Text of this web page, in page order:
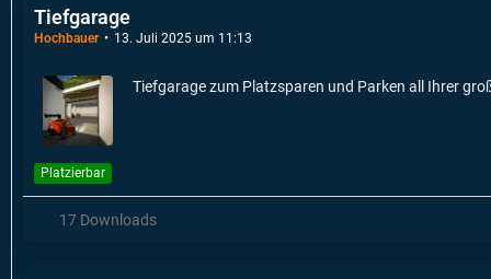
Tiefgarage
Hochbauer 13. Juli 2025 um 11:13
Tiefgarage zum Platzsparen und Parken all Ihrer
Platzierbar
17 Downloads